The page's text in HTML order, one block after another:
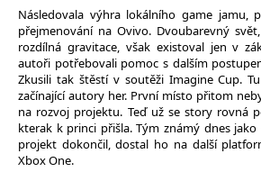
Následovala výhra lokálního game jamu,
přejmenování na Ovivo. Dvoubarevný
rozdílná gravitace, však existoval jen v
autoři potřebovali pomoc s dalším
Zkusili tak štěstí v soutěži Imagine Cup.
začínající autory her. První místo přitom
na rozvoj projektu. Teď už se story rovná
kterak k princi přišla. Tým známý dnes jako
projekt dokončil, dostal ho na další
Xbox One.